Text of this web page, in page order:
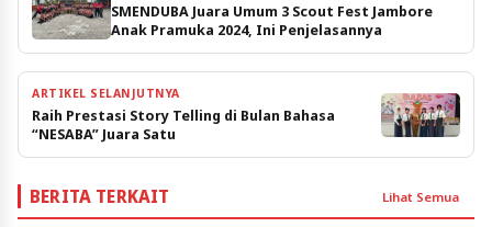
SMENDUBA Juara Umum 3 Scout Fest Jambore
Anak Pramuka 2024, Ini Penjelasannya
ARTIKEL SELANJUTNYA
Raih Prestasi Story Telling di Bulan Bahasa
“NESABA” Juara Satu
BERITA TERKAIT Lihat Semua